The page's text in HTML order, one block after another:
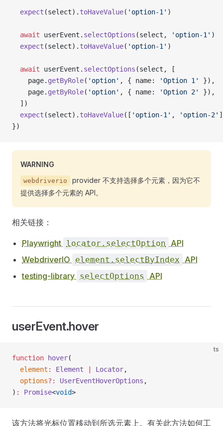
  expect
(select). toHaveValue( 'option-1' )
  await
userEvent. selectOptions (select, 'option-1' )
  expect
(select). toHaveValue( 'option-1' )
  await
userEvent. selectOptions (select, [
    page.
getByRole( 'option' , { name: 'Option 1'
}),
    page.
getByRole( 'option' , { name: 'Option 2'
}),
  ])
  expect
(select). toHaveValue([ 'option-1' , 'option-2'
})
WARNING
webdriverio
provider 不支持选择多个元素，因为它不
提供选择多个元素的 API。
相关链接：
Playwright locator.selectOption
API
WebdriverIO
element.selectByIndex
API
testing-library selectOptions API
userEvent.hover
ts
function hover(
  element
: Element Locator,
  options
?: UserEventHoverOptions ,
) : Promise<void>
该方法将光标位置移动到所选元素上。有关此方法如何工